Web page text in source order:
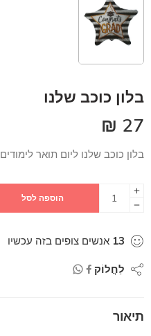
בלון כוכב שלנו
27
₪
בלון כוכב שלנו ליום תואר לימודים
הוספה לסל
13 אנשים צופים בזה עכשיו
לַחֲלוֹק
תיאור